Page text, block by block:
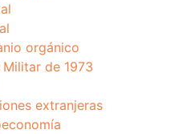
orgánico
Militar de 1973
extranjeras